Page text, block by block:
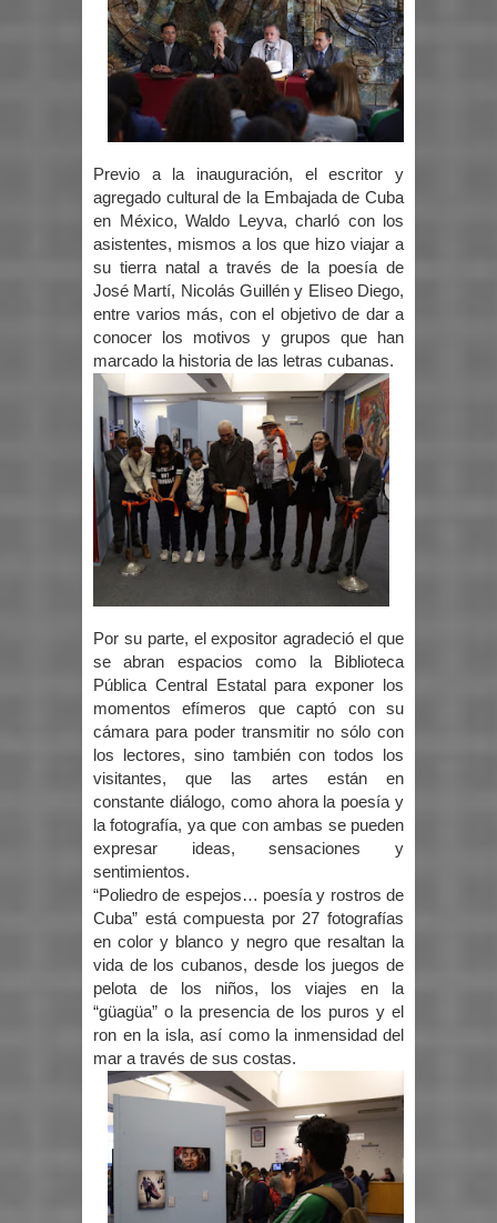
Previo a la inauguración, el escritor y
agregado cultural de la Embajada de Cuba
en México, Waldo Leyva, charló con los
asistentes, mismos a los que hizo viajar a
su tierra natal a través de la poesía de
José Martí, Nicolás Guillén y Eliseo Diego,
entre varios más, con el objetivo de dar a
conocer los motivos y grupos que han
marcado la historia de las letras cubanas.
Por su parte, el expositor agradeció el que
se abran espacios como la Biblioteca
Pública Central Estatal para exponer los
momentos efímeros que captó con su
cámara para poder transmitir no sólo con
los lectores, sino también con todos los
visitantes, que las artes están en
constante diálogo, como ahora la poesía y
la fotografía, ya que con ambas se pueden
expresar ideas, sensaciones y
sentimientos.
“Poliedro de espejos… poesía y rostros de
Cuba” está compuesta por 27 fotografías
en color y blanco y negro que resaltan la
vida de los cubanos, desde los juegos de
pelota de los niños, los viajes en la
“güagüa” o la presencia de los puros y el
ron en la isla, así como la inmensidad del
mar a través de sus costas.